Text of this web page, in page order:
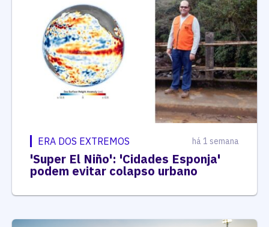
ERA DOS EXTREMOS há 1 semana
'Super El Niño': 'Cidades Esponja'
podem evitar colapso urbano